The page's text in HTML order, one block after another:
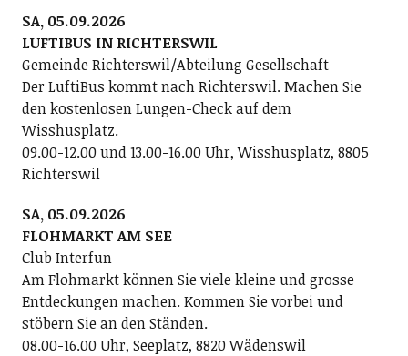
SA, 05.09.2026
LUFTIBUS IN RICHTERSWIL
Gemeinde Richterswil/Abteilung Gesellschaft
Der LuftiBus kommt nach Richterswil. Machen Sie
den kostenlosen Lungen-Check auf dem
Wisshusplatz.
09.00-12.00 und 13.00-16.00 Uhr, Wisshusplatz, 8805
Richterswil
SA, 05.09.2026
FLOHMARKT AM SEE
Club Interfun
Am Flohmarkt können Sie viele kleine und grosse
Entdeckungen machen. Kommen Sie vorbei und
stöbern Sie an den Ständen.
08.00-16.00 Uhr, Seeplatz, 8820 Wädenswil